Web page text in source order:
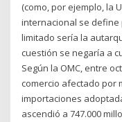
(como, por ejemplo, la
internacional se define
limitado sería la
cuestión se negaría a
Según la OMC, entre
comercio afectado por
importaciones
ascendió a 747.000